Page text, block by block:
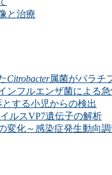
と治療
Citrobacter属菌がパラチ
ンフルエンザ菌による
する小児からの検出
ルスVP7遺伝子の解析
変化～感染症発生動向